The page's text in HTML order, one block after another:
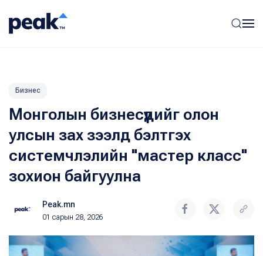
Бизнес
Монголын бизнесүүдийг олон
улсын зах зээлд бэлтгэх
системчлэлийн "мастер класс"
зохион байгуулна
Peak.mn
01 сарын 28, 2026